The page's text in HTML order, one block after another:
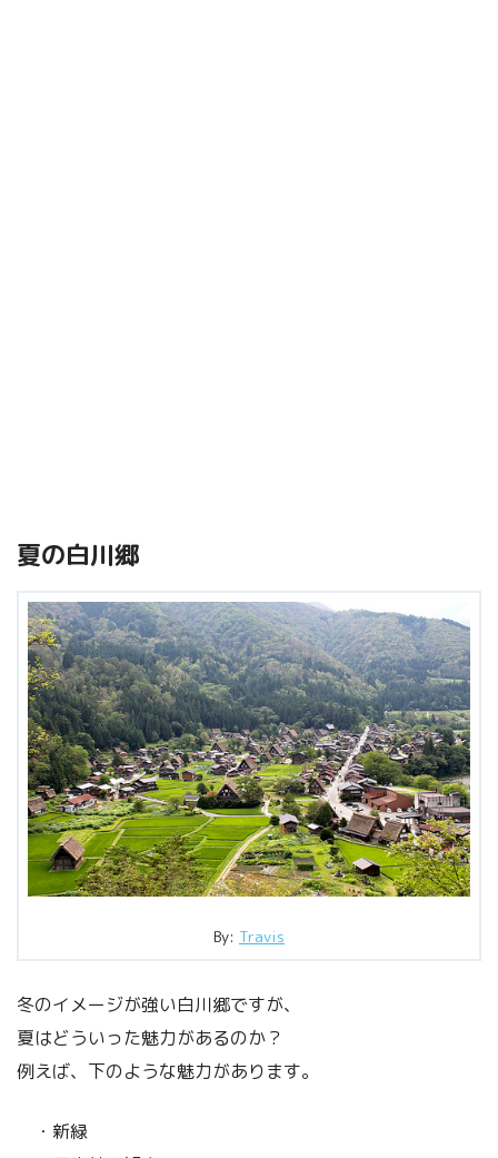
夏の白川郷
By: Travis
冬のイメージが強い白川郷ですが、
夏はどういった魅力があるのか？
例えば、下のような魅力があります。
・新緑